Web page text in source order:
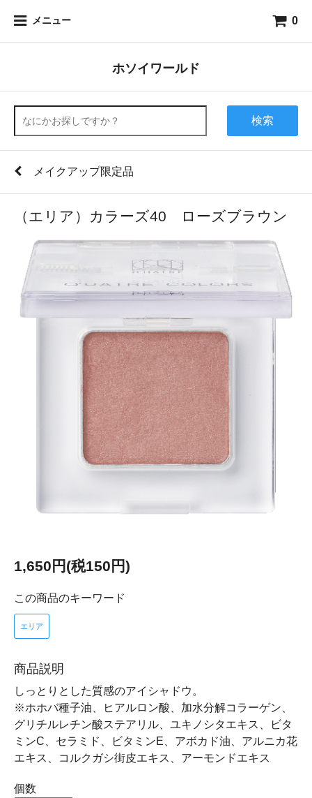
メニュー 0
ホソイワールド
検索
メイクアップ限定品
（エリア）カラーズ40 ローズブラウン
1,650円(税150円)
この商品のキーワード
エリア
商品説明
しっとりとした質感のアイシャドウ。
※ホホバ種子油、ヒアルロン酸、加水分解コラーゲン、
グリチルレチン酸ステアリル、ユキノシタエキス、ビタ
ミンC、セラミド、ビタミンE、アボカド油、アルニカ花
エキス、コルクガシ街皮エキス、アーモンドエキス
個数